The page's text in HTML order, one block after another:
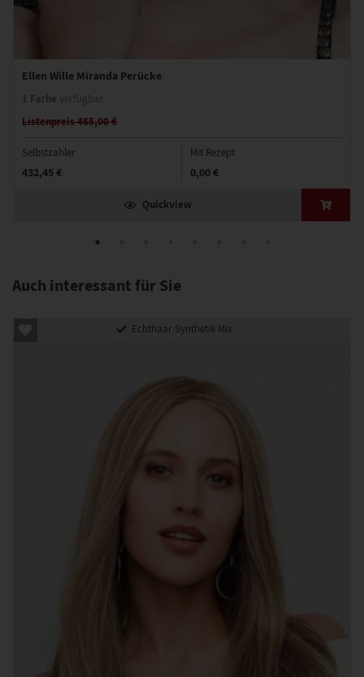
Ellen Wille Miranda Perücke
Listenpreis 465,00 €
Selbstzahler
432,45 €
Mit Rezept
0,00 €
Quickview
Auch interessant für Sie
Echthaar Synthetik Mix